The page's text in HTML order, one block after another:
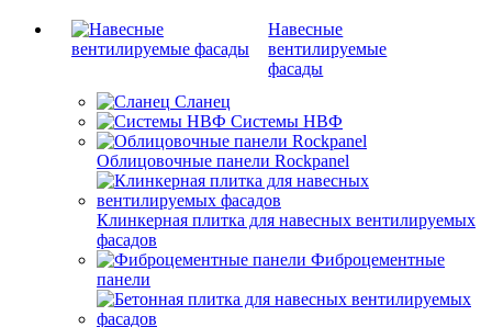
Навесные
вентилируемые
фасады
Сланец
Системы НВФ
Облицовочные панели Rockpanel
Клинкерная плитка для навесных вентилируемых
фасадов
Фиброцементные
панели